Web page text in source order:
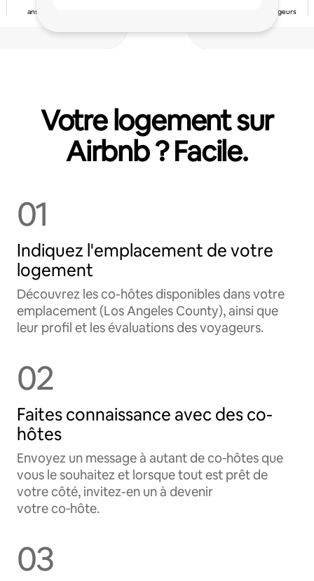
ans en tant qu'hôte Évaluation des voyageurs
Votre logement sur
Airbnb ? Facile.
01
Indiquez l'emplacement de votre
logement
Découvrez les co-hôtes disponibles dans votre
emplacement (Los Angeles County), ainsi que
leur profil et les évaluations des voyageurs.
02
Faites connaissance avec des co-
hôtes
Envoyez un message à autant de co‑hôtes que
vous le souhaitez et lorsque tout est prêt de
votre côté, invitez-en un à devenir
votre co‑hôte.
03